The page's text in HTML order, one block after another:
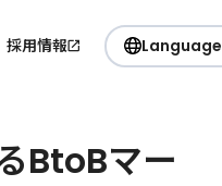
採用情報 Language
BtoBマー